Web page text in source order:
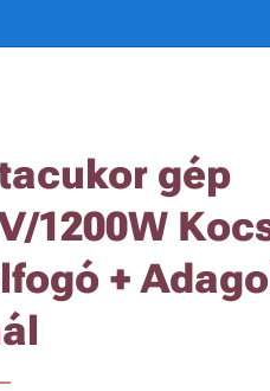
gép
1200W
+